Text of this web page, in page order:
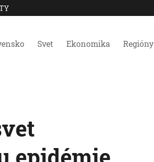
Svet Ekonomika Regióny